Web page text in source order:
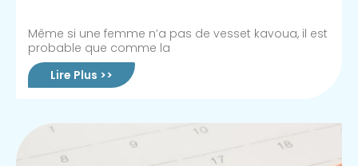
Même si une femme n’a pas de vesset kavoua, il est
probable que comme la
Lire Plus >>